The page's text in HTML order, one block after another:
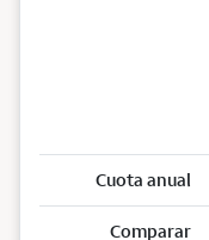
Cuota anual
Comparar